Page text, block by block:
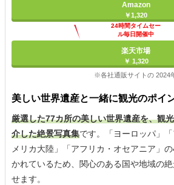
Amazon
￥1,320
24時間タイムセー
ル毎日開催中
楽天市場
￥ 1,320
※各社通販サイトの 2024
美しい世界遺産と一緒に観光のポイ
厳選した77カ所の美しい世界遺産を、観
介した絶景写真集です。「ヨーロッパ」
メリカ大陸」「アフリカ・オセアニア」
かれているため、関心のある国や地域の
せます。